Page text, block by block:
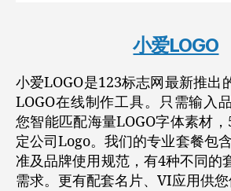
小爱LOGO
小爱LOGO是123标志网最新推出
LOGO在线制作工具。只需输入
您智能匹配海量LOGO字体素材
定公司Logo。我们的专业套餐包
准及品牌使用规范，有4种不同的
需求。更有配套名片、VI应用供您